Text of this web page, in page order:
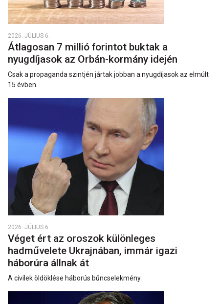
2026. JÚLIUS 6.
Átlagosan 7 millió forintot buktak a
nyugdíjasok az Orbán-kormány idején
Csak a propaganda szintjén jártak jobban a nyugdíjasok az elmúlt
15 évben.
2026. JÚLIUS 6.
Véget ért az oroszok különleges
hadművelete Ukrajnában, immár igazi
háborúra állnak át
A civilek öldöklése háborús bűncselekmény.